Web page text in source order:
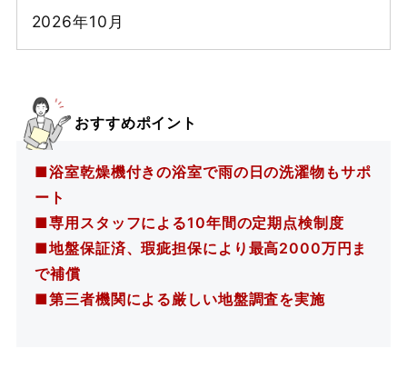
2026年10月
おすすめポイント
■浴室乾燥機付きの浴室で雨の日の洗濯物もサポ
ート
■専用スタッフによる10年間の定期点検制度
■地盤保証済、瑕疵担保により最高2000万円ま
で補償
■第三者機関による厳しい地盤調査を実施